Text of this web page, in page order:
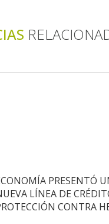
PRESENTÓ
LÍNEA DE
CONTRA